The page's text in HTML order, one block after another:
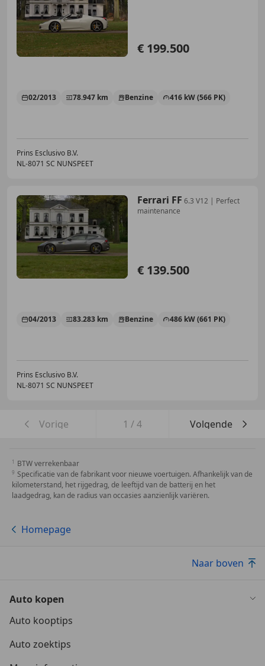
€ 199.500
02/2013 78.947 km Benzine 416 kW (566 PK)
Prins Esclusivo B.V.
NL-8071 SC NUNSPEET
Ferrari FF 6.3 V12 | Perfect
maintenance
€ 139.500
04/2013 83.283 km Benzine 486 kW (661 PK)
Prins Esclusivo B.V.
NL-8071 SC NUNSPEET
Vorige 1 /4 Volgende
BTW verrekenbaar
Specificatie van de fabrikant voor nieuwe voertuigen. Afhankelijk van de
kilometerstand, het rijgedrag, de leeftijd van de batterij en het
laadgedrag, kan de radius van occasies aanzienlijk variëren.
Homepage
Naar boven
Auto kopen
Auto kooptips
Auto zoektips